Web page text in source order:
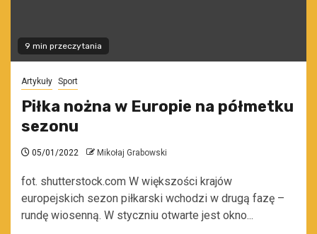
9 min przeczytania
Artykuły Sport
Piłka nożna w Europie na półmetku
sezonu
05/01/2022 Mikołaj Grabowski
fot. shutterstock.com W większości krajów
europejskich sezon piłkarski wchodzi w drugą fazę –
rundę wiosenną. W styczniu otwarte jest okno...